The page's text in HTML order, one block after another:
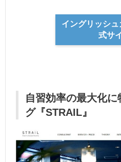
イングリッシ
式サ
自習効率の最大化
グ『STRAIL』